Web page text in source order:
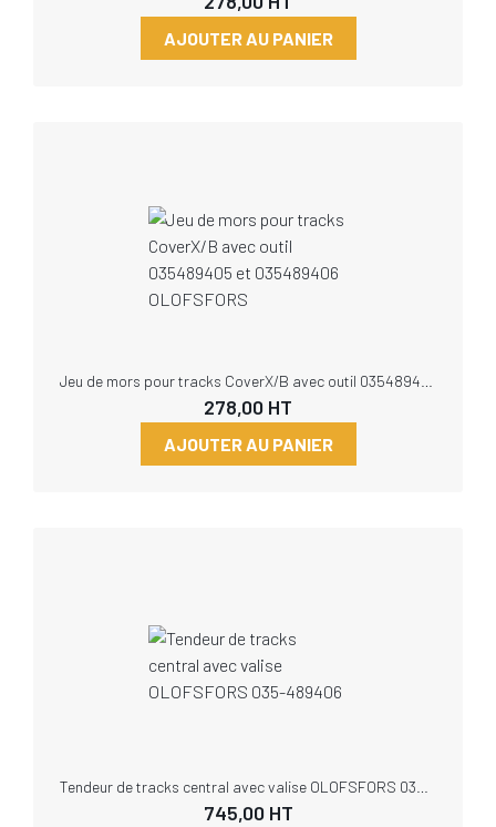
AJOUTER AU PANIER
278,00 HT
AJOUTER AU PANIER
745,00HT